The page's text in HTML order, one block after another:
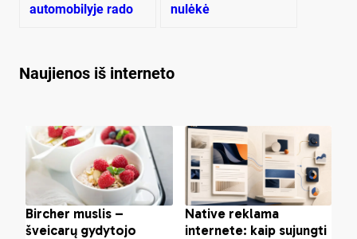
automobilyje rado
nulėkė
Naujienos iš interneto